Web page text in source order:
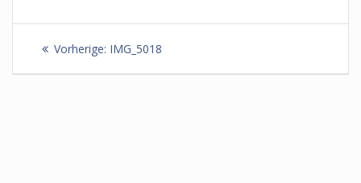
Beitragsnavigation
Vorherige: Vorheriger
IMG_5018